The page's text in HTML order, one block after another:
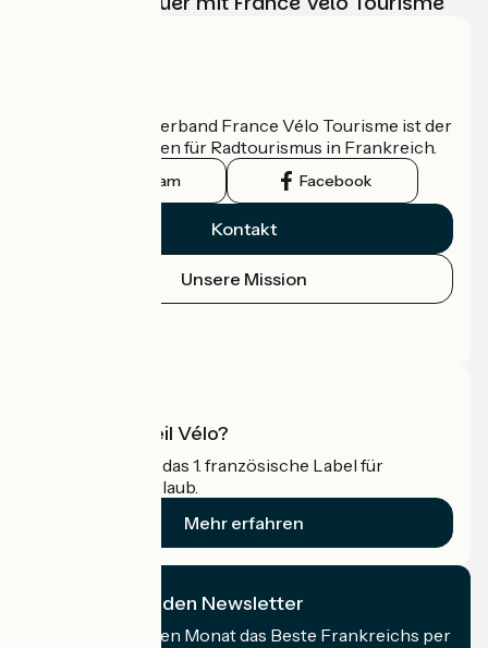
Der nationale Verband France Vélo Tourisme ist der
offizielle Leitfaden für Radtourismus in Frankreich.
Instagram Facebook
Kontakt
Unsere Mission
Was ist Accueil Vélo?
Accueil Vélo ist das 1. französische Label für
Radfahrer im Urlaub.
Mehr erfahren
Ich abonniere den Newsletter
Erhalten Sie jeden Monat das Beste Frankreichs per